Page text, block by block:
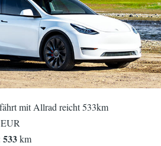
mit Allrad reicht 533km
EUR
533km